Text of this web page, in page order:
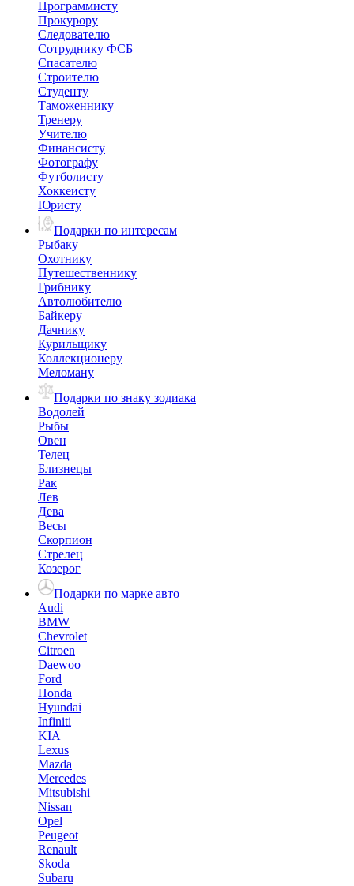
Программисту
Прокурору
Следователю
Сотруднику ФСБ
Спасателю
Строителю
Студенту
Таможеннику
Тренеру
Учителю
Финансисту
Фотографу
Футболисту
Хоккеисту
Юристу
Подарки по интересам
Рыбаку
Охотнику
Путешественнику
Грибнику
Автолюбителю
Байкеру
Дачнику
Курильщику
Коллекционеру
Меломану
Подарки по знаку зодиака
Водолей
Рыбы
Овен
Телец
Близнецы
Рак
Лев
Дева
Весы
Скорпион
Стрелец
Козерог
Подарки по марке авто
Audi
BMW
Chevrolet
Citroen
Daewoo
Ford
Honda
Hyundai
Infiniti
KIA
Lexus
Mazda
Mercedes
Mitsubishi
Nissan
Opel
Peugeot
Renault
Skoda
Subaru